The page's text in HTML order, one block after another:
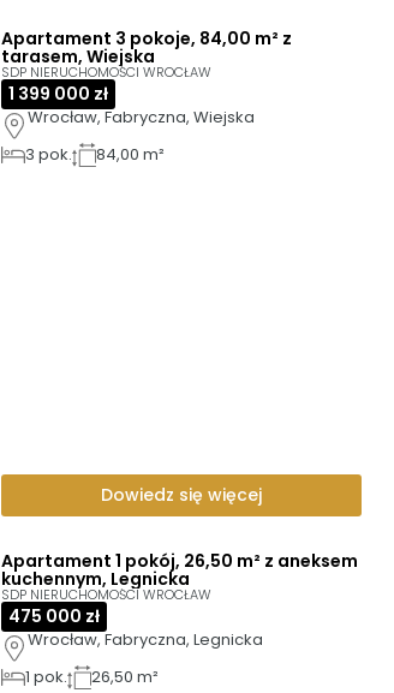
Apartament 3 pokoje, 84,00 m² z
tarasem, Wiejska
SDP NIERUCHOMOŚCI WROCŁAW
1 399 000 zł
Wrocław, Fabryczna, Wiejska
3 pok. 84,00 m²
Dowiedz się więcej
Apartament 1 pokój, 26,50 m² z aneksem
kuchennym, Legnicka
SDP NIERUCHOMOŚCI WROCŁAW
475 000 zł
Wrocław, Fabryczna, Legnicka
1 pok. 26,50 m²